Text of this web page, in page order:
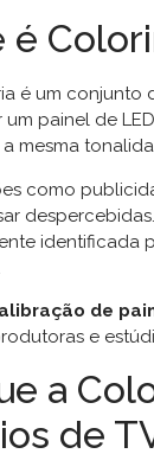
é
é um conjunto
um painel de
mesma
como
identificada
de
e
a
de